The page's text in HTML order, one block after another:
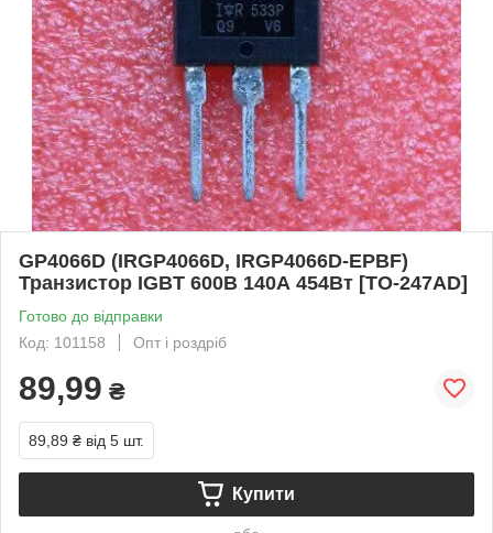
GP4066D (IRGP4066D, IRGP4066D-EPBF)
Транзистор IGBT 600В 140А 454Вт [TO-247AD]
Готово до відправки
Код: 101158
Опт і роздріб
89,99 ₴
89,89 ₴ від 5 шт.
Купити